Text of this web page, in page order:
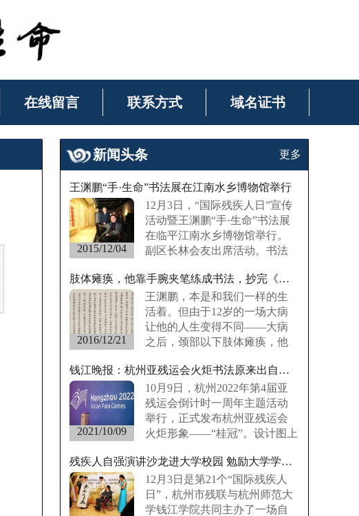
在线留言 联系方式 域名证书
更多
新闻头条
王渊鹏“手·生命”书法展在江南水乡博物馆举行
2015/12/04
12月3日，“国际残疾人日”宣传
活动暨王渊鹏“手·生命”书法展
在临平江南水乡博物馆举行。
副区长林会友出席活动。书法
肢体瘫痪，他靠手腕夹笔练成书法，抄完《西游记》
2016/12/21
王渊鹏，本是和我们一样的生
活着。但由于12岁的一场大病
让他的人生变得不同——大病
之后，颈部以下肢体瘫痪，他
作……
钱江晚报：杭州亚残运会火炬书法原来出自他手
2021/10/09
10月9日，杭州2022年第4届亚
残运会倒计时一周年主题活动
举行，正式发布杭州亚残运会
火炬形象——“桂冠”。设计图上
残疾人自强演讲沙龙进大学校园 勉励大学学子“事在人为”
12月3日是第21个“国际残疾人
日”，杭州市残联与杭州师范大
学钱江学院共同主办了一场自